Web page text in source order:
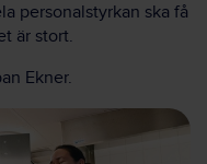
personalstyrkan ska få
är stort.
Ekner.